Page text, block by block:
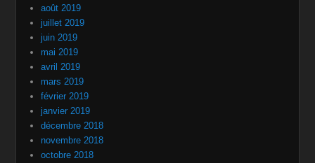
août 2019
juillet 2019
juin 2019
mai 2019
avril 2019
mars 2019
février 2019
janvier 2019
décembre 2018
novembre 2018
octobre 2018